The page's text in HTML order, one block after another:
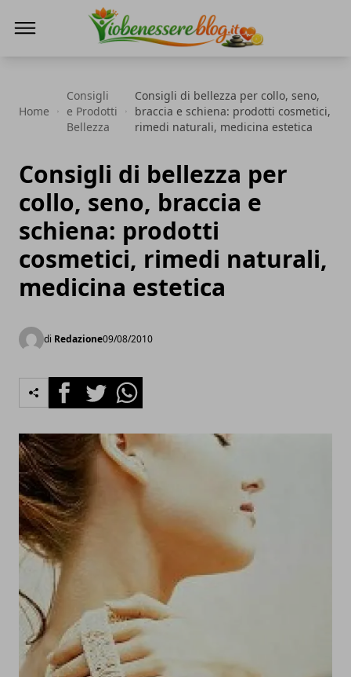
Home
Consigli
e Prodotti
Bellezza
Consigli di bellezza per collo, seno,
braccia e schiena: prodotti cosmetici,
rimedi naturali, medicina estetica
Consigli di bellezza per
collo, seno, braccia e
schiena: prodotti
cosmetici, rimedi naturali,
medicina estetica
di Redazione09/08/2010
FacebookTwitterWhatsapp